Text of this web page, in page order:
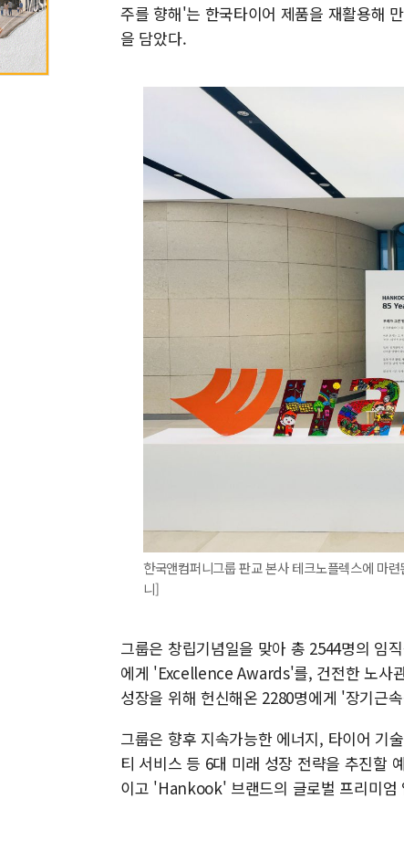
주를 향해'는 한국타이어 제품을 재활용해
을 담았다.
한국앤컴퍼니그룹 판교 본사 테크노플렉스에 마
니]
그룹은 창립기념일을 맞아 총 2544명의 임
에게 'Excellence Awards'를, 건전한 노사
성장을 위해 헌신해온 2280명에게 '장기근
그룹은 향후 지속가능한 에너지, 타이어 기
티 서비스 등 6대 미래 성장 전략을 추진할
이고 'Hankook' 브랜드의 글로벌 프리미엄